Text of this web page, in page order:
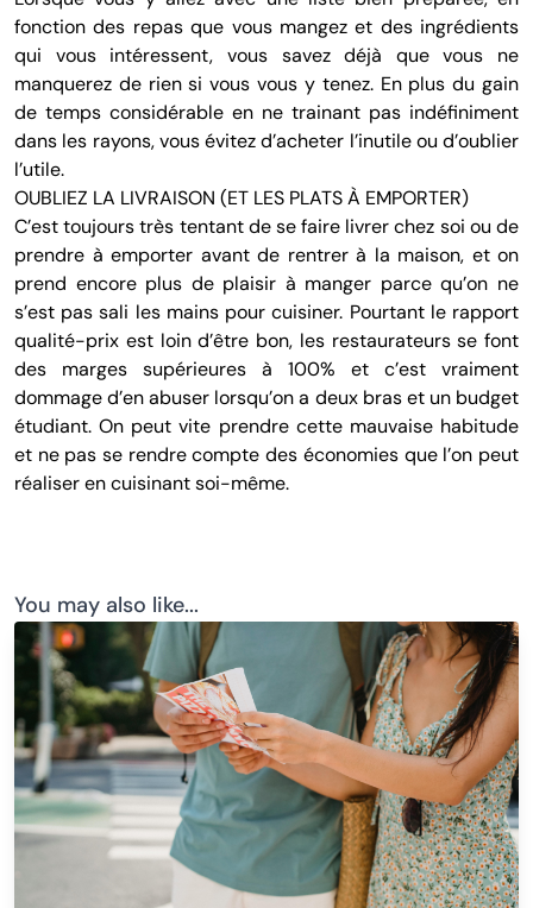
fonction des repas que vous mangez et des ingrédients
qui vous intéressent, vous savez déjà que vous ne
manquerez de rien si vous vous y tenez. En plus du gain
de temps considérable en ne trainant pas indéfiniment
dans les rayons, vous évitez d’acheter l’inutile ou d’oublier
l’utile.
OUBLIEZ LA LIVRAISON (ET LES PLATS À EMPORTER)
C’est toujours très tentant de se faire livrer chez soi ou de
prendre à emporter avant de rentrer à la maison, et on
prend encore plus de plaisir à manger parce qu’on ne
s’est pas sali les mains pour cuisiner. Pourtant le rapport
qualité-prix est loin d’être bon, les restaurateurs se font
des marges supérieures à 100% et c’est vraiment
dommage d’en abuser lorsqu’on a deux bras et un budget
étudiant. On peut vite prendre cette mauvaise habitude
et ne pas se rendre compte des économies que l’on peut
réaliser en cuisinant soi-même.
You may also like...